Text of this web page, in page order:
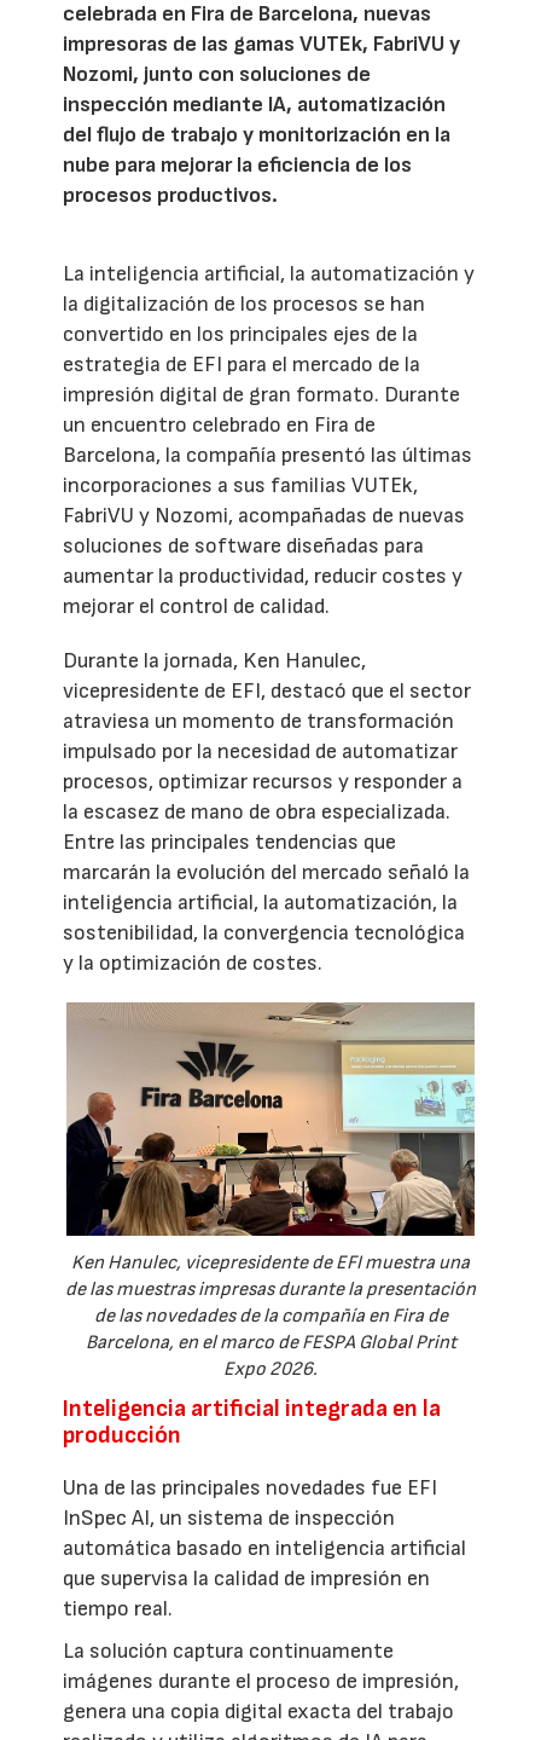
celebrada en Fira de Barcelona, nuevas
impresoras de las gamas VUTEk, FabriVU y
Nozomi, junto con soluciones de
inspección mediante IA, automatización
del flujo de trabajo y monitorización en la
nube para mejorar la eficiencia de los
procesos productivos.
La inteligencia artificial, la automatización y
la digitalización de los procesos se han
convertido en los principales ejes de la
estrategia de EFI para el mercado de la
impresión digital de gran formato. Durante
un encuentro celebrado en Fira de
Barcelona, la compañía presentó las últimas
incorporaciones a sus familias VUTEk,
FabriVU y Nozomi, acompañadas de nuevas
soluciones de software diseñadas para
aumentar la productividad, reducir costes y
mejorar el control de calidad.
Durante la jornada, Ken Hanulec,
vicepresidente de EFI, destacó que el sector
atraviesa un momento de transformación
impulsado por la necesidad de automatizar
procesos, optimizar recursos y responder a
la escasez de mano de obra especializada.
Entre las principales tendencias que
marcarán la evolución del mercado señaló la
inteligencia artificial, la automatización, la
sostenibilidad, la convergencia tecnológica
y la optimización de costes.
Ken Hanulec, vicepresidente de EFI muestra una
de las muestras impresas durante la presentación
de las novedades de la compañía en Fira de
Barcelona, en el marco de FESPA Global Print
Expo 2026.
Inteligencia artificial integrada en la
producción
Una de las principales novedades fue EFI
InSpec AI, un sistema de inspección
automática basado en inteligencia artificial
que supervisa la calidad de impresión en
tiempo real.
La solución captura continuamente
imágenes durante el proceso de impresión,
genera una copia digital exacta del trabajo